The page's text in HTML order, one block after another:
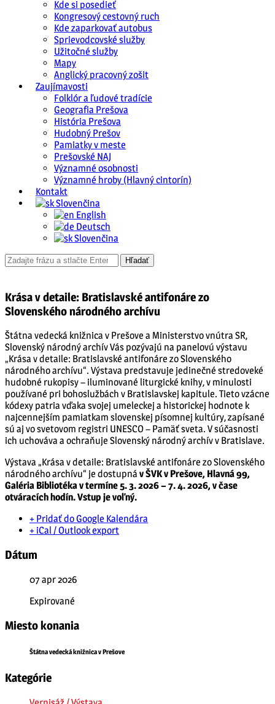
Kde si posedieť
Kongresový cestovný ruch
Kde zaparkovať autobus
Sprievodcovské služby
Užitočné služby
Mapy
Anglický pracovný zošit
Zaujímavosti
Folklór a ľudové tradície
Geografia Prešova
História Prešova
Hudobný Prešov
Pamiatky v meste
Prešovské NAJ
Významné osobnosti
Významné hroby (Hlavný cintorín)
Kontakt
Slovenčina
English
Deutsch
Slovenčina
Krása v detaile: Bratislavské antifonáre zo
Slovenského národného archívu
Štátna vedecká knižnica v Prešove a Ministerstvo vnútra SR,
Slovenský národný archív Vás pozývajú na panelovú výstavu
„Krása v detaile: Bratislavské antifonáre zo Slovenského
národného archívu“. Výstava predstavuje jedinečné stredoveké
hudobné rukopisy – iluminované liturgické knihy, v minulosti
používané pri bohoslužbách v Bratislavskej kapitule. Tieto vzácne
kódexy patria vďaka svojej umeleckej a historickej hodnote k
najcennejším pamiatkam slovenskej písomnej kultúry, zapísané
sú aj vo svetovom registri UNESCO – Pamäť sveta. V súčasnosti
ich uchováva a ochraňuje Slovenský národný archív v Bratislave.
Výstava „Krása v detaile: Bratislavské antifonáre zo Slovenského
národného archívu“ je dostupná v ŠVK v Prešove, Hlavná 99,
Galéria Bibliotéka v termíne 5. 3. 2026 – 7. 4. 2026, v čase
otváracích hodín. Vstup je voľný.
+ Pridať do Google Kalendára
+ iCal / Outlook export
Dátum
07 apr 2026
Expirované
Miesto konania
Štátna vedecká knižnica v Prešove
Kategórie